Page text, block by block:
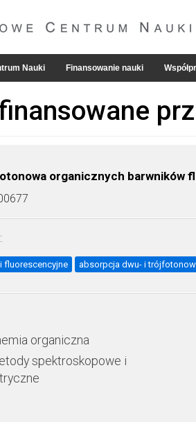
Nauki Finansowanie nauki
organicznych barwników
:
fluorescencyjne absorpcja dwu- i
organiczna
spektroskopowe i